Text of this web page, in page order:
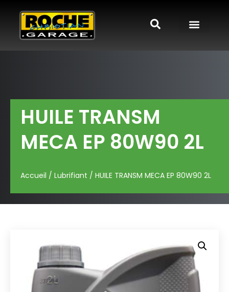
HUILE TRANSM
MECA EP 80W90 2L
Accueil / Lubrifiant / HUILE TRANSM MECA EP 80W90 2L